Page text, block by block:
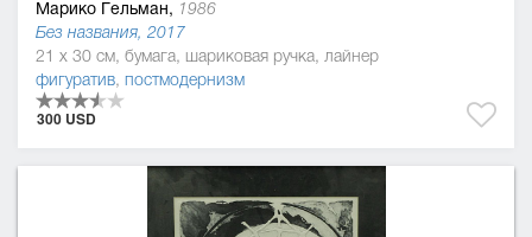
Марико Гельман, 1986
Без названия, 2017
21 x 30 см, бумага, шариковая ручка, лайнер
фигуратив, постмодернизм
300 USD